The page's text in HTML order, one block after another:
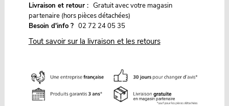
Livraison et retour : Gratuit avec votre magasin
partenaire (hors pièces détachées)
Besoin d'info ? 02 72 24 05 35
Tout savoir sur la livraison et les retours